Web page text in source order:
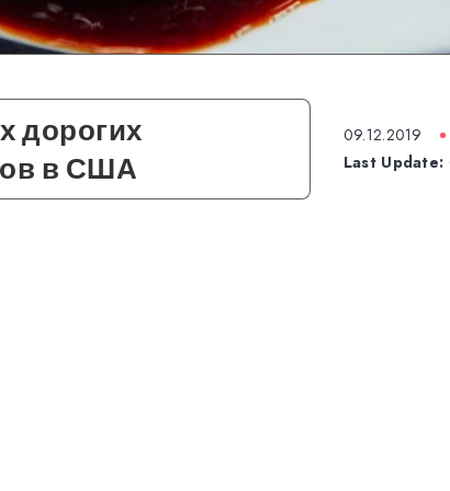
дорогих
в США
09.12.2019
Last Update: